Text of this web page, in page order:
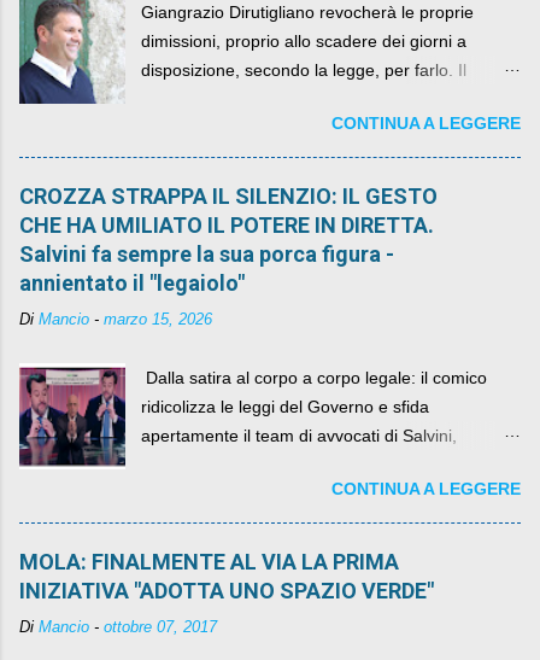
Giangrazio Dirutigliano revocherà le proprie
dimissioni, proprio allo scadere dei giorni a
disposizione, secondo la legge, per farlo. Il
quelli che si auspicavano il contrario.CONTINUA A LEGGERE
CROZZA STRAPPA IL SILENZIO: IL GESTO
CHE HA UMILIATO IL POTERE IN DIRETTA.
Salvini fa sempre la sua porca figura -
annientato il "legaiolo"
Di Mancio - marzo 15, 2026
​ Dalla satira al corpo a corpo legale: il comico
ridicolizza le leggi del Governo e sfida
apertamente il team di avvocati di Salvini,
CONTINUA A LEGGERE
MOLA: FINALMENTE AL VIA LA PRIMA
INIZIATIVA "ADOTTA UNO SPAZIO VERDE"
Di Mancio - ottobre 07, 2017